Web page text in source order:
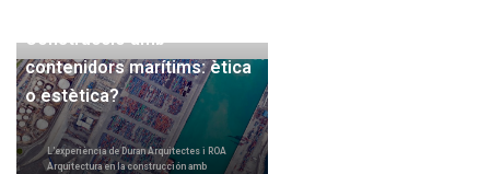
Construcció amb
contenidors marítims: ètica
o estètica?
L'experiència de Duran Arquitectes i ROA
Arquitectura en la construcción amb